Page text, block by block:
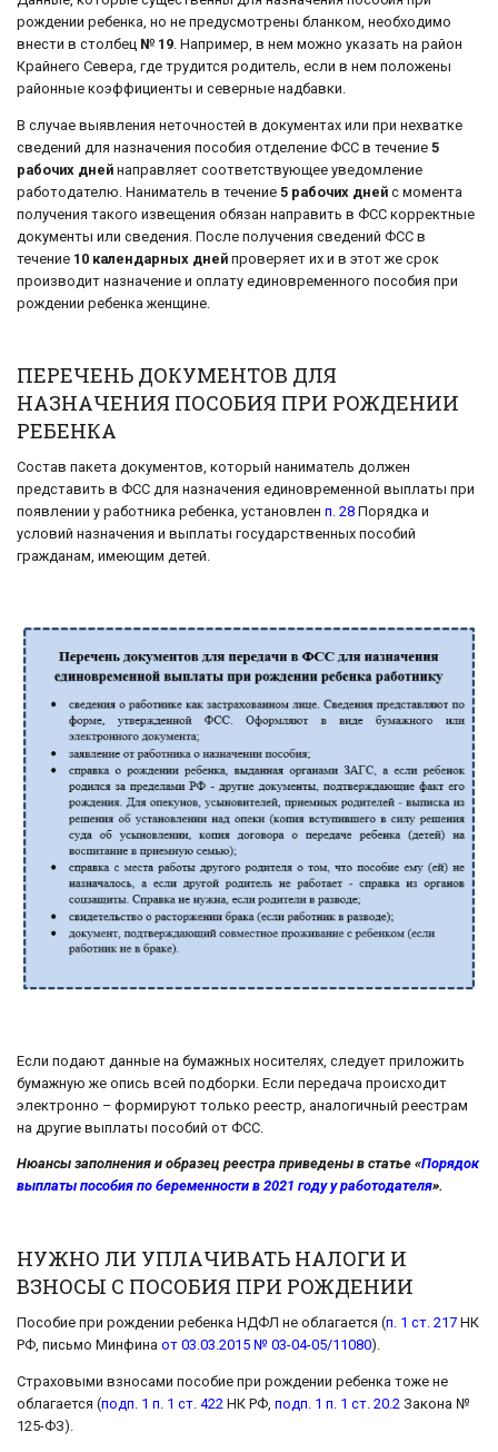
рождении ребенка, но не предусмотрены бланком, необходимо
внести в столбец № 19 . Например, в нем можно указать на район
Крайнего Севера, где трудится родитель, если в нем положены
районные коэффициенты и северные надбавки.
В случае выявления неточностей в документах или при нехватке
сведений для назначения пособия отделение ФСС в течение 5
рабочих дней направляет соответствующее уведомление
работодателю. Наниматель в течение 5 рабочих дней с момента
получения такого извещения обязан направить в ФСС корректные
документы или сведения. После получения сведений ФСС в
течение 10 календарных дней проверяет их и в этот же срок
производит назначение и оплату единовременного пособия при
рождении ребенка женщине.
ПЕРЕЧЕНЬ ДОКУМЕНТОВ ДЛЯ
НАЗНАЧЕНИЯ ПОСОБИЯ ПРИ РОЖДЕНИИ
РЕБЕНКА
Состав пакета документов, который наниматель должен
представить в ФСС для назначения единовременной выплаты при
появлении у работника ребенка, установлен п. 28 Порядка и
условий назначения и выплаты государственных пособий
гражданам, имеющим детей.
Если подают данные на бумажных носителях, следует приложить
бумажную же опись всей подборки. Если передача происходит
электронно – формируют только реестр, аналогичный реестрам
на другие выплаты пособий от ФСС.
Нюансы заполнения и образец реестра приведены в статье «Порядок
выплаты пособия по беременности в 2021 году у работодателя».
НУЖНО ЛИ УПЛАЧИВАТЬ НАЛОГИ И
ВЗНОСЫ С ПОСОБИЯ ПРИ РОЖДЕНИИ
Пособие при рождении ребенка НДФЛ не облагается (п. 1 ст. 217 НК
РФ, письмо Минфина от 03.03.2015 № 03-04-05/11080).
Страховыми взносами пособие при рождении ребенка тоже не
облагается (подп. 1 п. 1 ст. 422 НК РФ, подп. 1 п. 1 ст. 20.2 Закона №
125-ФЗ).